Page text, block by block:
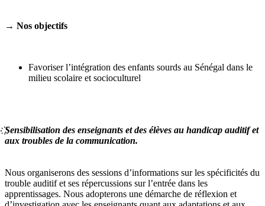
→ Nos objectifs
Favoriser l’intégration des enfants sourds au Sénégal dans le
milieu scolaire et socioculturel
Sensibilisation des enseignants et des élèves au handicap auditifet
aux troubles de la communication.
Nous organiserons des sessions d’informations sur les spécificités du
trouble auditif et ses répercussions sur l’entrée dans les
apprentissages. Nous adopterons une démarche de réflexion et